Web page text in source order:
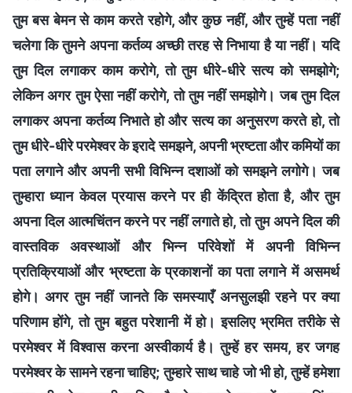
तुम बस बेमन से काम करते रहोगे, और कुछ नहीं, और तुम्हें पता नहीं
चलेगा कि तुमने अपना कर्तव्य अच्छी तरह से निभाया है या नहीं। यदि
तुम दिल लगाकर काम करोगे, तो तुम धीरे-धीरे सत्य को समझोगे;
लेकिन अगर तुम ऐसा नहीं करोगे, तो तुम नहीं समझोगे। जब तुम दिल
लगाकर अपना कर्तव्य निभाते हो और सत्य का अनुसरण करते हो, तो
तुम धीरे-धीरे परमेश्वर के इरादे समझने, अपनी भ्रष्टता और कमियों का
पता लगाने और अपनी सभी विभिन्न दशाओं को समझने लगोगे। जब
तुम्हारा ध्यान केवल प्रयास करने पर ही केंद्रित होता है, और तुम
अपना दिल आत्मचिंतन करने पर नहीं लगाते हो, तो तुम अपने दिल की
वास्तविक अवस्थाओं और भिन्न परिवेशों में अपनी विभिन्न
प्रतिक्रियाओं और भ्रष्टता के प्रकाशनों का पता लगाने में असमर्थ
होगे। अगर तुम नहीं जानते कि समस्याएँ अनसुलझी रहने पर क्या
परिणाम होंगे, तो तुम बहुत परेशानी में हो। इसलिए भ्रमित तरीके से
परमेश्वर में विश्वास करना अस्वीकार्य है। तुम्हें हर समय, हर जगह
परमेश्वर के सामने रहना चाहिए; तुम्हारे साथ चाहे जो भी हो, तुम्हें हमेशा